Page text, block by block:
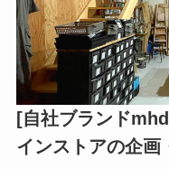
[自社ブランド
インストアの企画